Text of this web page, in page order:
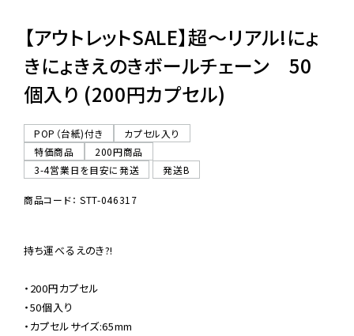
06-6282-7659
【アウトレットSALE】超〜リアル!にょ
きにょきえのきボールチェーン 50
個入り (200円カプセル)
POP（台紙)付き
カプセル入り
特価商品
200円商品
3-4営業日を目安に発送
発送B
商品コード： STT-046317
持ち運べるえのき?!
・200円カプセル
・50個入り
・カプセルサイズ:65mm